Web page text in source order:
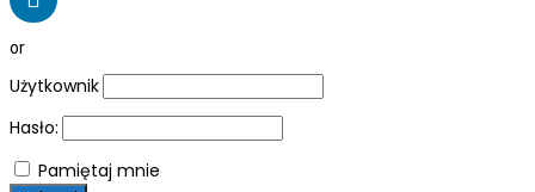
or
Użytkownik
Hasło:
Pamiętaj mnie